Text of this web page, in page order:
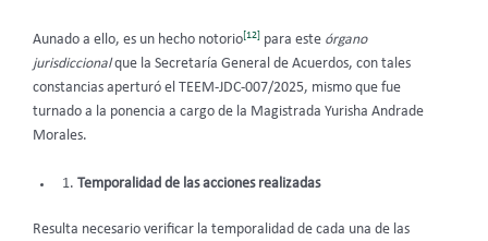
Aunado a ello, es un hecho notorio[12] para este órgano
jurisdiccionalque la Secretaría General de Acuerdos, con tales
constancias aperturó el TEEM-JDC-007/2025, mismo que fue
turnado a la ponencia a cargo de la Magistrada Yurisha Andrade
Morales.
Temporalidad de las acciones realizadas
Resulta necesario verificar la temporalidad de cada una de las